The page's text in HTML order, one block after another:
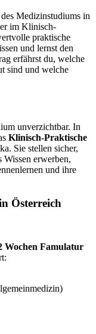
Medizinstudiums in
im Klinisch-
praktische
und lernst den
erfährst du, welche
sind und welche
unverzichtbar. In
Klinisch-Praktische
Sie stellen sicher,
Wissen erwerben,
und ihre
Österreich
Wochen Famulatur